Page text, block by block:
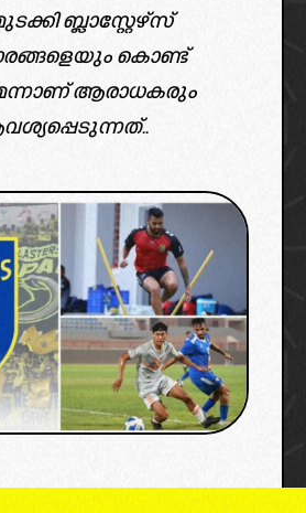
ബ്ലാസ്റ്റേഴ്‌സ്
കൊണ്ട്
ആരാധകരും
image credit: x